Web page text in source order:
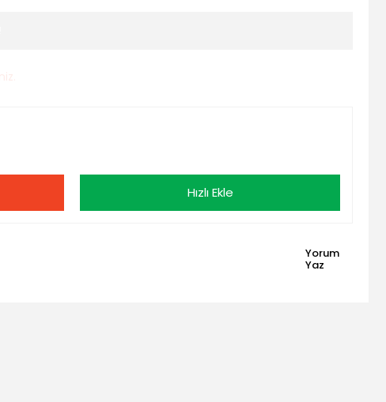
Hızlı Ekle
Yorum
Yaz